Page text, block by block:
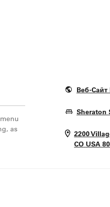
as
Веб-Сайт
Sheraton
2200
CO USA